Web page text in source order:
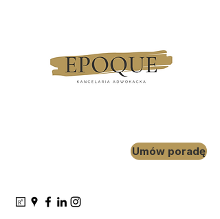
Umów poradę